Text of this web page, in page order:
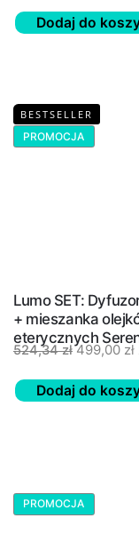
Dodaj do
PROMOCJA
BESTSELLER
Lumo SET:
+ mieszanka
eterycznych
ml doTERRA
524,34zł 499,00 zł
Dodaj do
PROMOCJA